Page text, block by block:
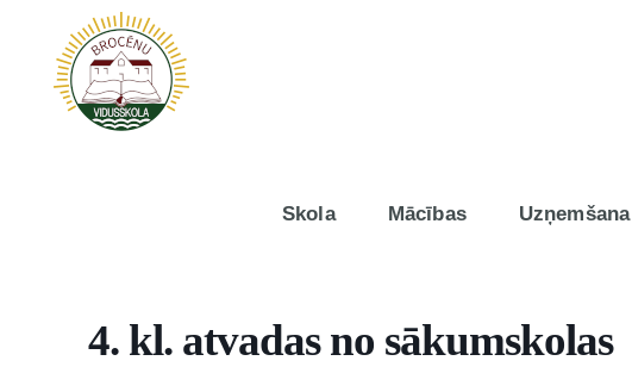
Skola Mācības Uzņemšana
4. kl. atvadas no sākumskolas